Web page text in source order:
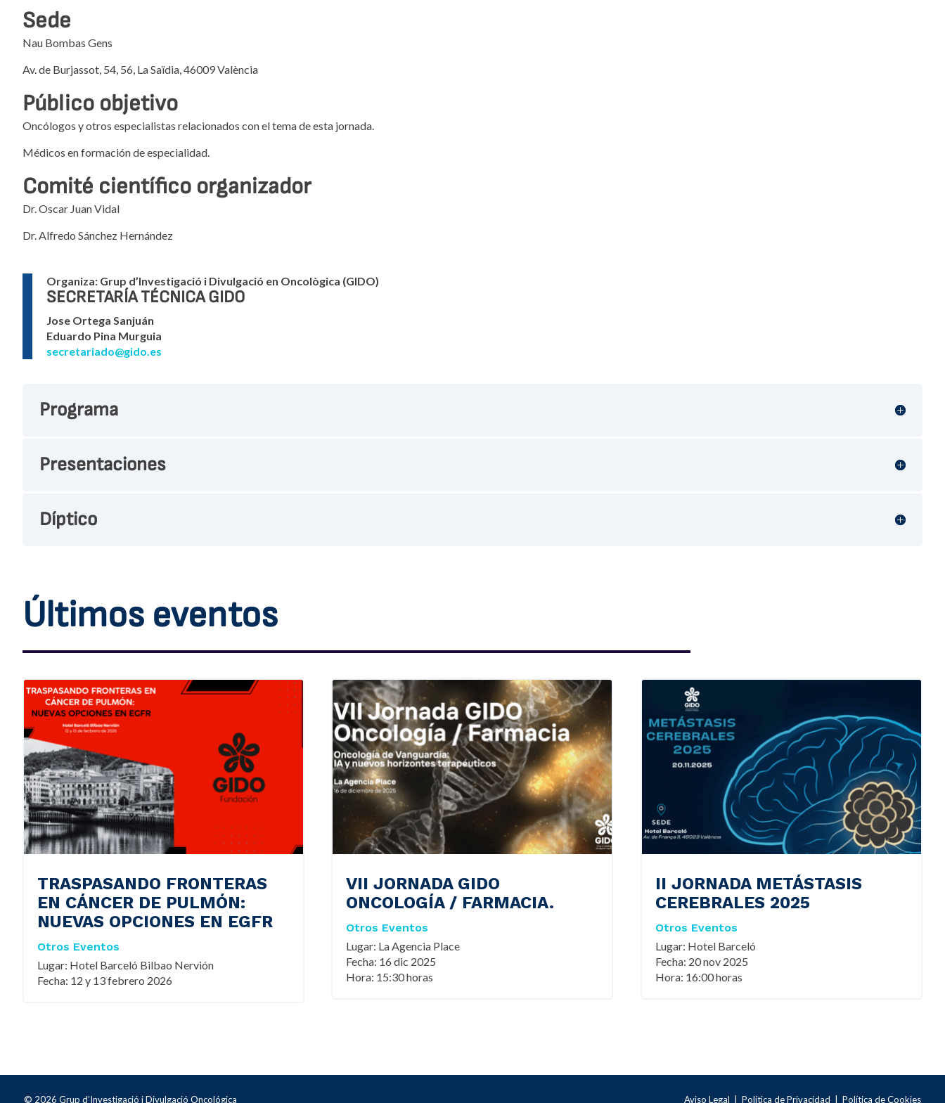
Sede
Nau Bombas Gens
Av. de Burjassot, 54, 56, La Saïdia, 46009 València
Público objetivo
Oncólogos y otros especialistas relacionados con el tema de esta jornada.
Médicos en formación de especialidad.
Comité científico organizador
Dr. Oscar Juan Vidal
Dr. Alfredo Sánchez Hernández
Organiza: Grup d’Investigació i Divulgació en Oncològica (GIDO)
SECRETARÍA TÉCNICA GIDO
Jose Ortega Sanjuán
Eduardo Pina Murguia
secretariado@gido.es
Programa
Presentaciones
Díptico
Últimos eventos
TRASPASANDO FRONTERAS
EN CÁNCER DE PULMÓN:
NUEVAS OPCIONES EN EGFR
Otros Eventos
Lugar: Hotel Barceló Bilbao Nervión
Fecha: 12 y 13 febrero 2026
VII JORNADA GIDO
ONCOLOGÍA / FARMACIA.
Otros Eventos
Lugar: La Agencia Place
Fecha: 16 dic 2025
Hora: 15:30 horas
II JORNADA METÁSTASIS
CEREBRALES 2025
Otros Eventos
Lugar: Hotel Barceló
Fecha: 20 nov 2025
Hora: 16:00 horas
© 2026 Grup d’Investigació i Divulgació Oncológica Aviso Legal |Política de Privacidad |Política de Cookies